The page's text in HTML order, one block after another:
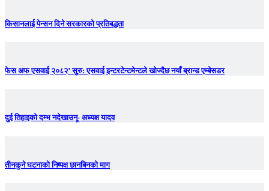
किसानलाई पेन्सन दिने सरकारको प्रतिबद्धता
फेस अफ एसवाई २०८२’ सुरु: एसवाई इन्टरटेन्टमेन्टले खोज्दैछ नयाँ ब्रान्ड एम्बेसडर
दुई तिहाइको दम्भ नदेखाउनू- अध्यक्ष यादव
तीनकुने घटनाकाे निष्पक्ष छानबिनकाे माग